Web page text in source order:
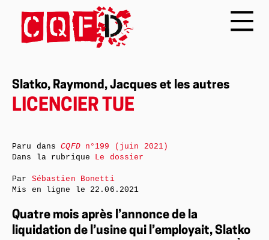
Slatko, Raymond, Jacques et les autres
LICENCIER TUE
Quatre mois après l’annonce de la
liquidation de l’usine qui l’employait, Slatko
Paru dansCQFDn°199 (juin 2021)
Dans la rubrique Le dossier
Par Sébastien Bonetti
Mis en ligne le 22.06.2021